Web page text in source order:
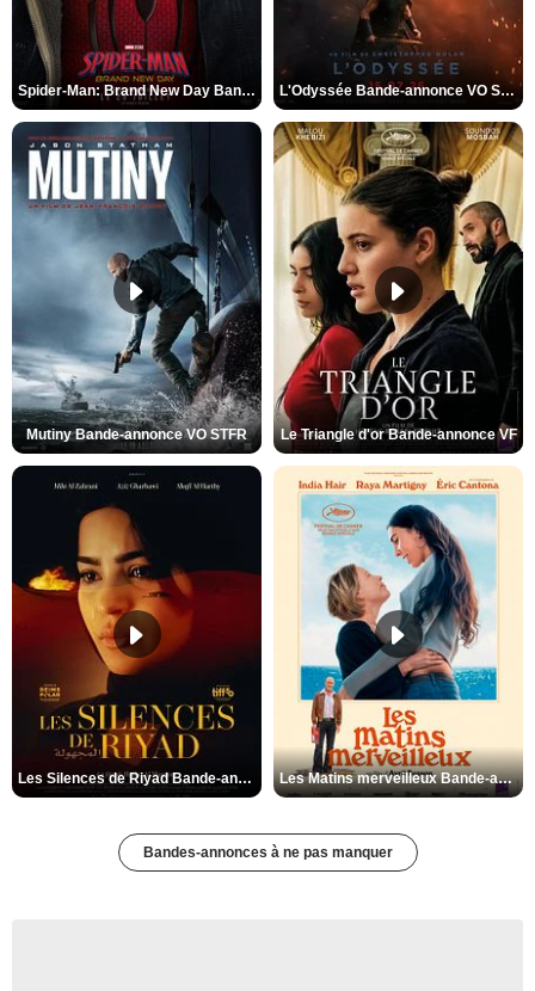
Spider-Man: Brand New Day Bande-annonce VO STFR L'Odyssée Bande-annonce VO STFR
Mutiny Bande-annonce VO STFR Le Triangle d'or Bande-annonce VF
Les Silences de Riyad Bande-annonce VO STFR Les Matins merveilleux Bande-annonce VF
Bandes-annonces à ne pas manquer